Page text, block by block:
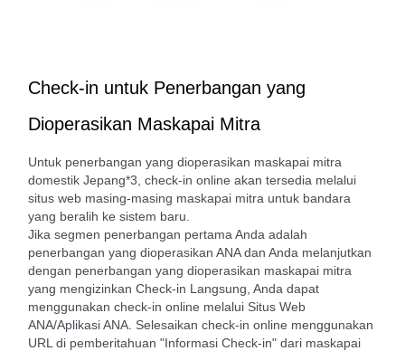
Check-in untuk Penerbangan yang
Dioperasikan Maskapai Mitra
Untuk penerbangan yang dioperasikan maskapai mitra
domestik Jepang*3, check-in online akan tersedia melalui
situs web masing-masing maskapai mitra untuk bandara
yang beralih ke sistem baru.
Jika segmen penerbangan pertama Anda adalah
penerbangan yang dioperasikan ANA dan Anda melanjutkan
dengan penerbangan yang dioperasikan maskapai mitra
yang mengizinkan Check-in Langsung, Anda dapat
menggunakan check-in online melalui Situs Web
ANA/Aplikasi ANA. Selesaikan check-in online menggunakan
URL di pemberitahuan "Informasi Check-in" dari maskapai